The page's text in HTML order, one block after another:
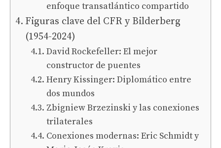
enfoque transatlántico compartido
Figuras clave del CFR y Bilderberg
(1954-2024)
David Rockefeller: El mejor
constructor de puentes
Henry Kissinger: Diplomático entre
dos mundos
Zbigniew Brzezinski y las conexiones
trilaterales
Conexiones modernas: Eric Schmidt y